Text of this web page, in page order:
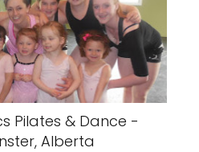
Pilates & Dance -
Alberta